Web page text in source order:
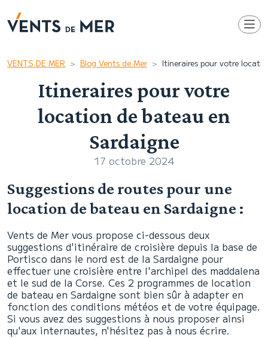
VENTS DE MER Blog Vents de Mer Itineraires pour votre
Itineraires pour votre
location de bateau en
Sardaigne
17 octobre 2024
Suggestions de routes pour une
location de bateau en Sardaigne :
Vents de Mer vous propose ci-dessous deux
suggestions d'itinéraire de croisière depuis la base de
Portisco dans le nord est de la Sardaigne pour
effectuer une croisière entre l'archipel des maddalena
et le sud de la Corse. Ces 2 programmes de location
de bateau en Sardaigne sont bien sûr à adapter en
fonction des conditions météos et de votre équipage.
Si vous avez des suggestions à nous proposer ainsi
qu'aux internautes, n'hésitez pas à nous écrire.